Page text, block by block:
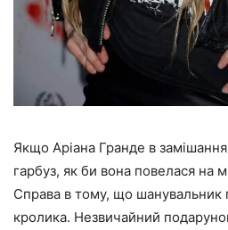
Якщо Аріана Гранде в
гарбуз, як би вона повелася на
Справа в тому, що шанувальник
кролика. Незвичайний